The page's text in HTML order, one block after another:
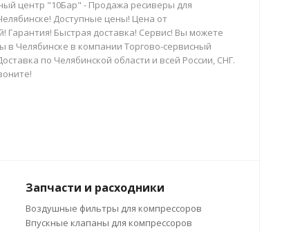
центр "10Бар" - Продажа ресиверы для
Доступные цены! Цена от
Гарантия! Быстрая доставка! Сервис! Вы можете
в Челябинске в компании Торгово-сервисный
по Челябинской области и всей России, СНГ.
Запчасти и расходники
Воздушные фильтры для компрессоров
Впускные клапаны для компрессоров